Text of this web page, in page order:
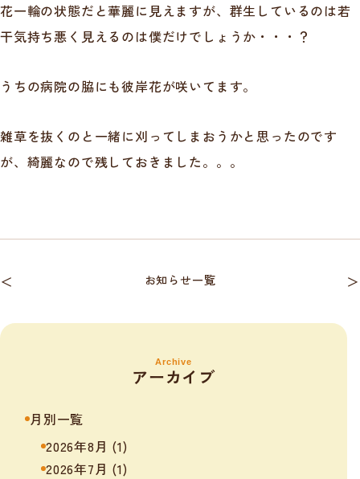
花一輪の状態だと華麗に見えますが、群生しているのは若
干気持ち悪く見えるのは僕だけでしょうか・・・？
うちの病院の脇にも彼岸花が咲いてます。
雑草を抜くのと一緒に刈ってしまおうかと思ったのです
が、綺麗なので残しておきました。。。
＜ お知らせ一覧 ＞
Archive
アーカイブ
月別一覧
2026年8月 (1)
2026年7月 (1)